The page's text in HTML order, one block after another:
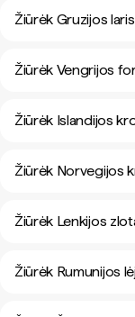
Žiūrėk Gruzijos
Žiūrėk Vengrijos
Žiūrėk Islandijos
Žiūrėk Norvegijos
Žiūrėk Lenkijos
Žiūrėk Rumunijos